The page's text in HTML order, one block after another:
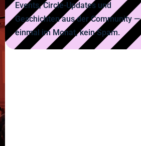
Events, Circle-Updates und
Geschichten aus der Community —
einmal im Monat, kein Spam.